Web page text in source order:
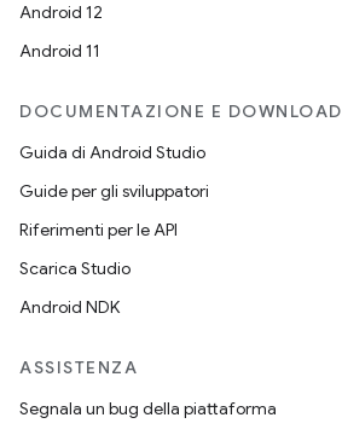
Android 12
Android 11
DOCUMENTAZIONE E DOWNLOAD
Guida di Android Studio
Guide per gli sviluppatori
Riferimenti per le API
Scarica Studio
Android NDK
ASSISTENZA
Segnala un bug della piattaforma